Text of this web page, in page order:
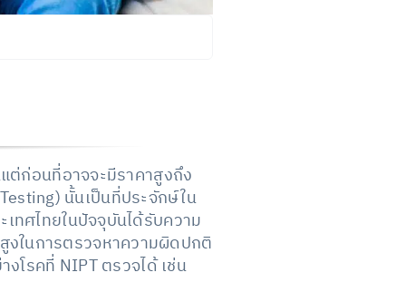
ต่ก่อนที่อาจจะมีราคาสูงถึง
นั้นเป็นที่ประจักษ์ใน
ทศไทยในปัจจุบันได้รับความ
งในการตรวจหาความผิดปกติ
โรคที่ NIPT ตรวจได้ เช่น